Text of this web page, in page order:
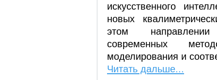
искусственного
новых
этом
современных
моделирования и
Читать дальше...